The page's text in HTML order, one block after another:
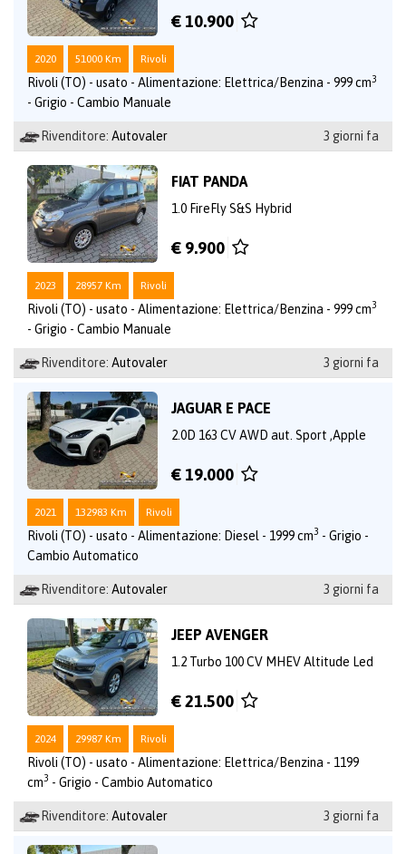
€ 10.900
2020 51000 Km Rivoli
Rivoli (TO) - usato - Alimentazione: Elettrica/Benzina - 999 cm3
- Grigio - Cambio Manuale
Rivenditore: Autovaler 3 giorni fa
FIAT PANDA
1.0 FireFly S&S Hybrid
€ 9.900
2023 28957 Km Rivoli
Rivoli (TO) - usato - Alimentazione: Elettrica/Benzina - 999 cm3
- Grigio - Cambio Manuale
Rivenditore: Autovaler 3 giorni fa
JAGUAR E PACE
2.0D 163 CV AWD aut. Sport ,Apple
€ 19.000
2021 132983 Km Rivoli
Rivoli (TO) - usato - Alimentazione: Diesel - 1999 cm3 - Grigio -
Cambio Automatico
Rivenditore: Autovaler 3 giorni fa
JEEP AVENGER
1.2 Turbo 100 CV MHEV Altitude Led
€ 21.500
2024 29987 Km Rivoli
Rivoli (TO) - usato - Alimentazione: Elettrica/Benzina - 1199
cm3 - Grigio - Cambio Automatico
Rivenditore: Autovaler 3 giorni fa